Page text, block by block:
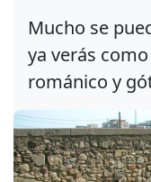
Mucho se
ya verás
románico y